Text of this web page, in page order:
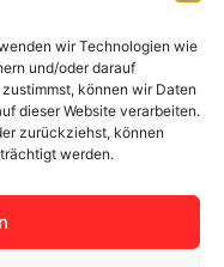
wir Technologien wie
und/oder darauf
können wir Daten
dieser Website verarbeiten.
zurückziehst, können
werden.